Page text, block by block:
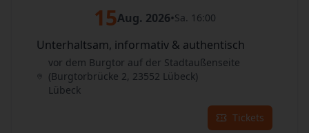
15Aug. 2026•Sa. 16:00
Unterhaltsam, informativ & authentisch
vor dem Burgtor auf der Stadtaußenseite
(Burgtorbrücke 2, 23552 Lübeck)
Lübeck
Tickets